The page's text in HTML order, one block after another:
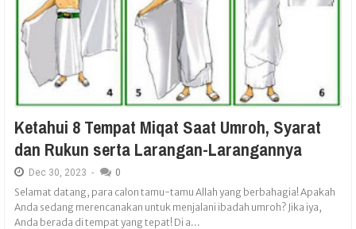
Ketahui 8 Tempat Miqat Saat Umroh, Syarat
dan Rukun serta Larangan-Larangannya
Dec 30, 2023 - 0
Selamat datang, para calon tamu-tamu Allah yang berbahagia! Apakah
Anda sedang merencanakan untuk menjalani ibadah umroh? Jika iya,
Anda berada di tempat yang tepat! Di a...